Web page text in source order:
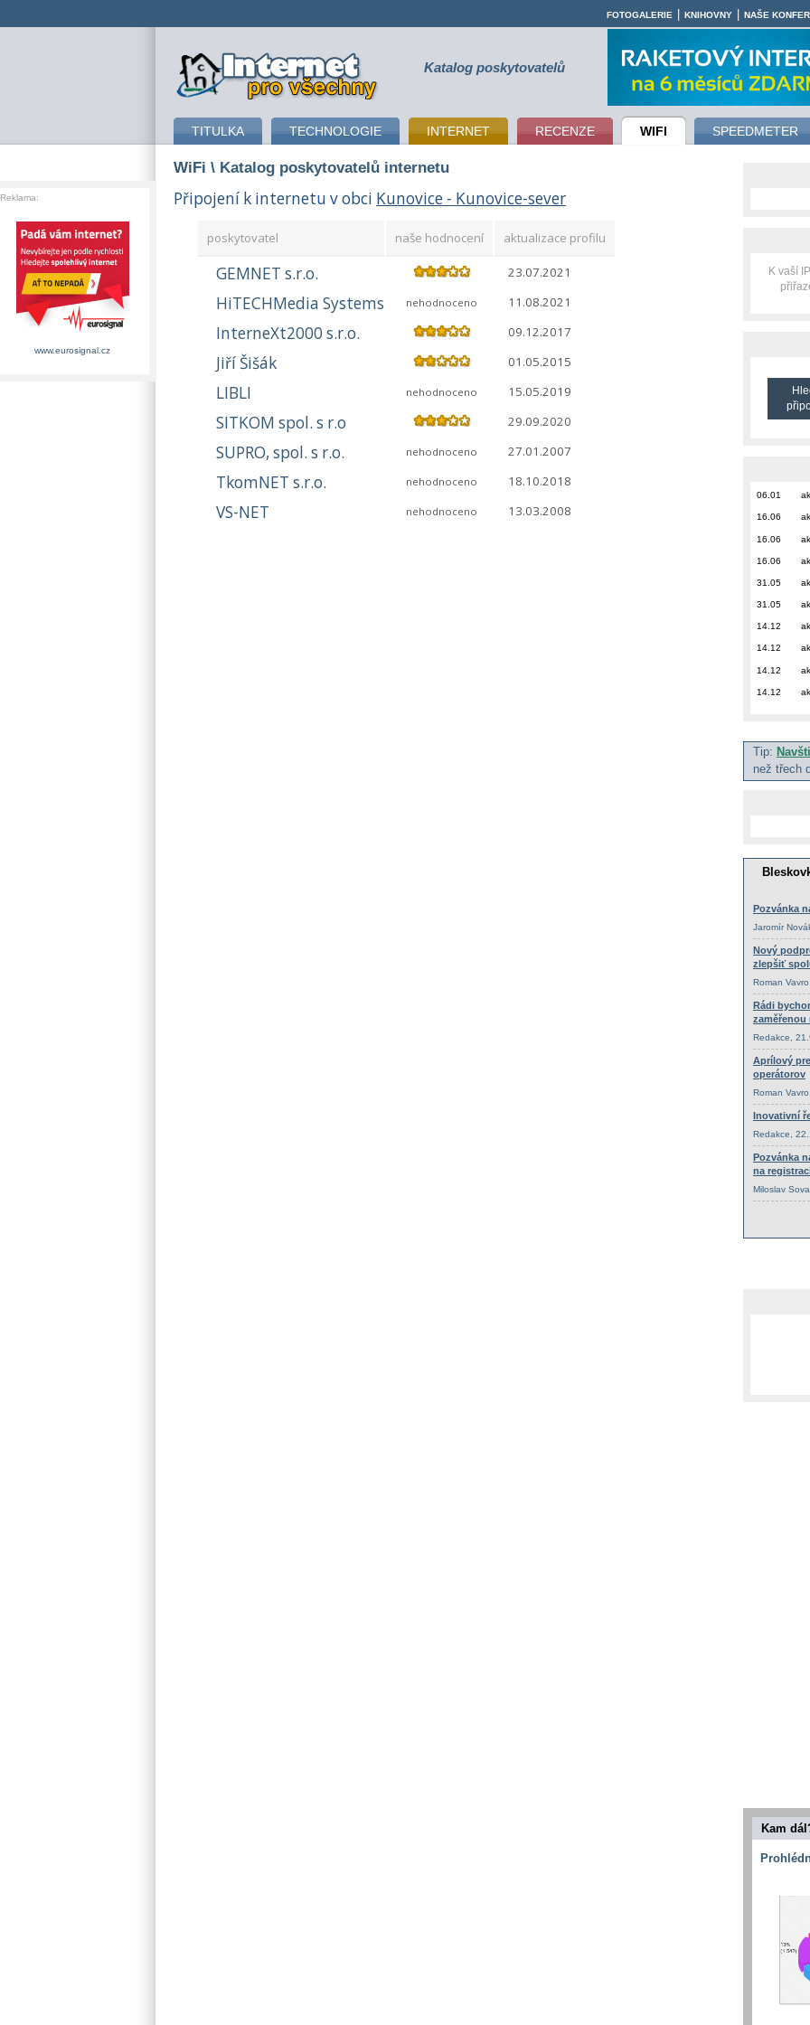
připojení k internetu Katalog poskytovatelů
TITULKA TECHNOLOGIE INTERNET RECENZE WIFI SPEEDMETER
FOTOGALERIE KNIHOVNY NAŠE
WiFi \ Katalog poskytovatelů internetu
Připojení k internetu v obci Kunovice - Kunovice-sever
poskytovatel naše hodnocení aktualizace profilu
GEMNET s.r.o. 23.07.2021
HiTECHMedia Systems nehodnoceno 11.08.2021
InterneXt2000 s.r.o. 09.12.2017
Jiří Šišák 01.05.2015
LIBLI nehodnoceno 15.05.2019
SITKOM spol. s r.o 29.09.2020
SUPRO, spol. s r.o. nehodnoceno 27.01.2007
TkomNET s.r.o. nehodnoceno 18.10.2018
VS-NET nehodnoceno 13.03.2008
K vaší
06.01
16.06
16.06
16.06
31.05
31.05
14.12
14.12
14.12
14.12
Tip:
než třech
Kam
Reklama:
www.eurosignal.cz